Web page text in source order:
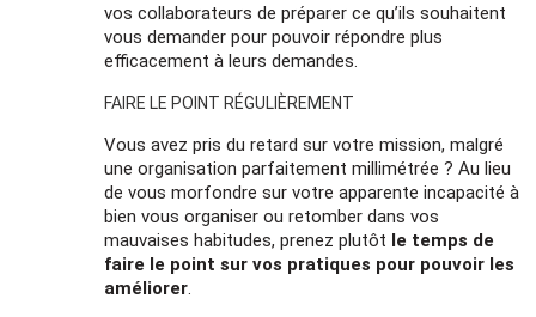
vos collaborateurs de préparer ce qu’ils souhaitent
vous demander pour pouvoir répondre plus
efficacement à leurs demandes.
FAIRE LE POINT RÉGULIÈREMENT
Vous avez pris du retard sur votre mission, malgré
une organisation parfaitement millimétrée ? Au lieu
de vous morfondre sur votre apparente incapacité à
bien vous organiser ou retomber dans vos
mauvaises habitudes, prenez plutôt le temps de
faire le point sur vos pratiques pour pouvoir les
améliorer.